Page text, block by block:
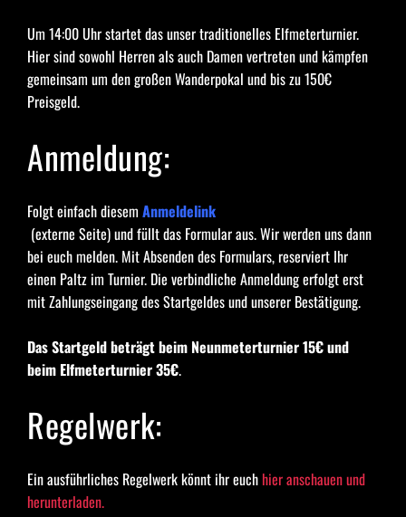
Um 14:00 Uhr startet das unser traditionelles Elfmeterturnier.
Hier sind sowohl Herren als auch Damen vertreten und kämpfen
gemeinsam um den großen Wanderpokal und bis zu 150€
Preisgeld.
Anmeldung:
Folgt einfach diesem Anmeldelink
(externe Seite) und füllt das Formular aus. Wir werden uns dann
bei euch melden. Mit Absenden des Formulars, reserviert Ihr
einen Paltz im Turnier. Die verbindliche Anmeldung erfolgt erst
mit Zahlungseingang des Startgeldes und unserer Bestätigung.
Das Startgeld beträgt beim Neunmeterturnier 15€ und
beim Elfmeterturnier 35€.
Regelwerk:
Ein ausführliches Regelwerk könnt ihr euch hier anschauen und
herunterladen.